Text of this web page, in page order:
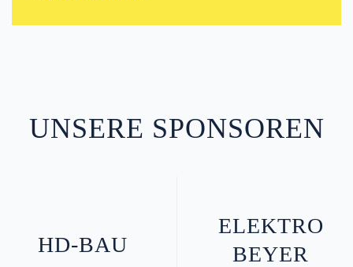
UNSERE SPONSOREN
HD-BAU
ELEKTRO
BEYER